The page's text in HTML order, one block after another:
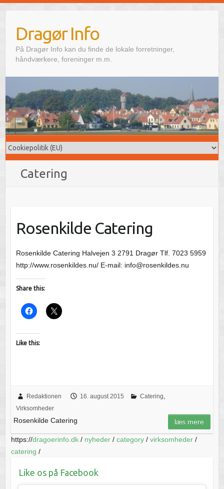
Dragør Info
På Dragør Info kan du finde de lokale forretninger,
håndværkere, foreninger m.m.
Catering
Rosenkilde Catering
Rosenkilde Catering Halvejen 3 2791 Dragør Tlf. 7023 5959
http://www.rosenkildes.nu/ E-mail: info@rosenkildes.nu
Share this:
Like this:
Redaktionen 16. august 2015 Catering
Virksomheder
Rosenkilde Catering læs mere
https://dragoerinfo.dk/ nyheder/ category/ virksomheder/
catering /
Like os på Facebook